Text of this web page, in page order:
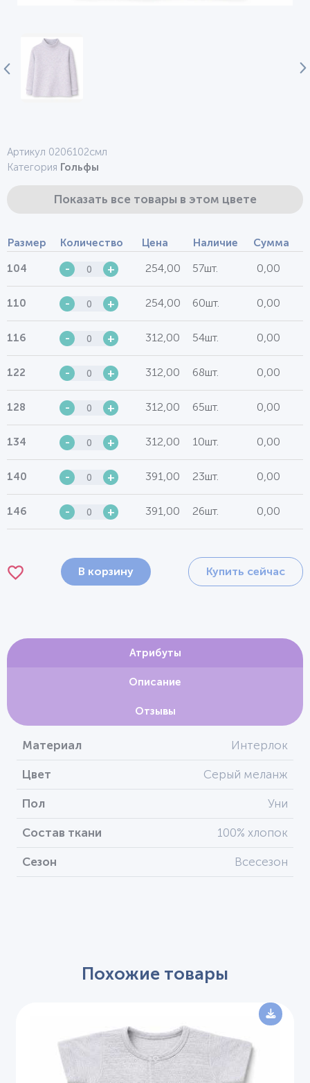
Артикул 0206102смл
Категория Гольфы
Показать все товары в этом цвете
Размер Количество Цена Наличие Сумма
104 - + 254,00 57шт. 0,00
110 - + 254,00 60шт. 0,00
116 - + 312,00 54шт. 0,00
122 - + 312,00 68шт. 0,00
128 - + 312,00 65шт. 0,00
134 - + 312,00 10шт. 0,00
140 - + 391,00 23шт. 0,00
146 - + 391,00 26шт. 0,00
В корзину Купить сейчас
Атрибуты
Описание
Отзывы
Материал Интерлок
Цвет Серый меланж
Пол Уни
Состав ткани 100% хлопок
Сезон Всесезон
Похожие товары